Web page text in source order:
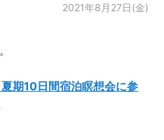
2021年8月27日(金)
期10日間宿泊瞑想会に参